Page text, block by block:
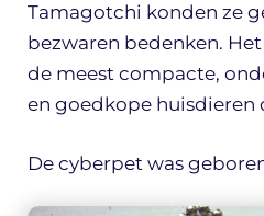
Tamagotchi konden ze
bezwaren bedenken.
de meest compacte,
en goedkope huisdieren
De cyberpet was